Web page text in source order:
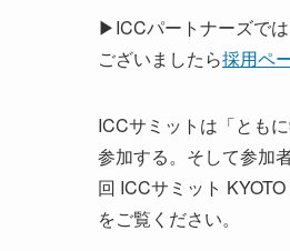
▶ICCパートナーズで
ございましたら採用ペ
ICCサミットは「とも
参加する。そして参加
回 ICCサミット
をご覧ください。